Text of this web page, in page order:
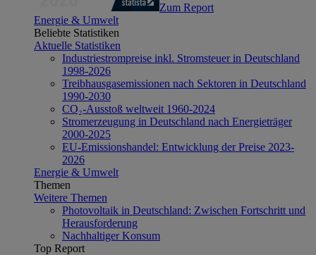
Zum Report
Energie & Umwelt
Beliebte Statistiken
Aktuelle Statistiken
Industriestrompreise inkl. Stromsteuer in Deutschland
1998-2026
Treibhausgasemissionen nach Sektoren in Deutschland
1990-2030
CO₂-Ausstoß weltweit 1960-2024
Stromerzeugung in Deutschland nach Energieträger
2000-2025
EU-Emissionshandel: Entwicklung der Preise 2023-
2026
Energie & Umwelt
Themen
Weitere Themen
Photovoltaik in Deutschland: Zwischen Fortschritt und
Herausforderung
Nachhaltiger Konsum
Top Report